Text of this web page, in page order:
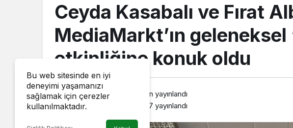
Ceyda Kasabalı ve Fırat
MediaMarkt’ın geleneksel
etkinliğine konuk oldu
haberozu
tarafından yayınlandı
30 Kasım 2024, 23:17 yayınlandı
Bu web sitesinde en iyi
deneyimi yaşamanızı
sağlamak için çerezler
kullanılmaktadır.